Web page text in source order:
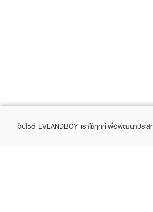
เว็บไซต์ EVEANDBOY เราใช้คุกกี้เพื่อพัฒนาปร